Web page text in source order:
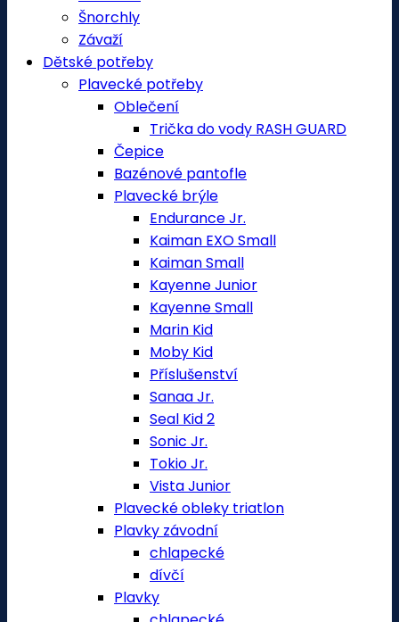
Šnorchly
Závaží
Dětské potřeby
Plavecké potřeby
Oblečení
Trička do vody RASH GUARD
Čepice
Bazénové pantofle
Plavecké brýle
Endurance Jr.
Kaiman EXO Small
Kaiman Small
Kayenne Junior
Kayenne Small
Marin Kid
Moby Kid
Příslušenství
Sanaa Jr.
Seal Kid 2
Sonic Jr.
Tokio Jr.
Vista Junior
Plavecké obleky triatlon
Plavky závodní
chlapecké
dívčí
Plavky